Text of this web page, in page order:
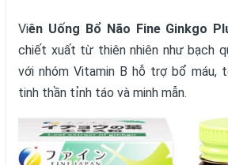
Viên Uống Bổ Não Fine Ginkgo
chiết xuất từ thiên nhiên như bạch
với nhóm Vitamin B hỗ trợ bổ máu,
tinh thần tỉnh táo và minh mẫn.